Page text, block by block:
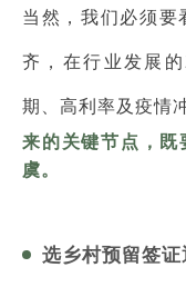
当然，我们必须要
齐，在行业发展
期、高利率及疫情
来的关键节点，
虞。
选乡村预留签证